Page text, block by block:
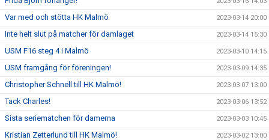
Var med och stötta HK Malmö 2023-03-14 20:00
Inte helt slut på matcher för damlaget 2023-03-14 15:30
USM F16 steg 4 i Malmö 2023-03-10 14:15
USM framgång för föreningen! 2023-03-09 14:35
Christopher Schnell till HK Malmö! 2023-03-07 13:00
Tack Charles! 2023-03-06 13:52
Sista seriematchen för damerna 2023-03-03 10:45
Kristian Zetterlund till HK Malmö! 2023-03-02 13:00